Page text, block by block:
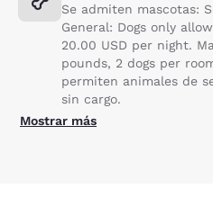
Se admiten mascotas:
General: Dogs only
20.00 USD per night.
pounds, 2 dogs per
permiten animales de
sin cargo.
Mostrar más